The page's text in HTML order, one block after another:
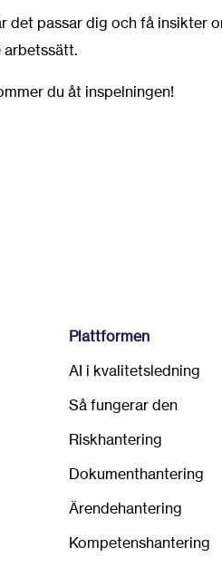
det passar dig och få insikter
arbetssätt.
du åt inspelningen!
Plattformen
AI i kvalitetsledning
Så fungerar den
Riskhantering
Dokumenthantering
Ärendehantering
Kompetenshantering